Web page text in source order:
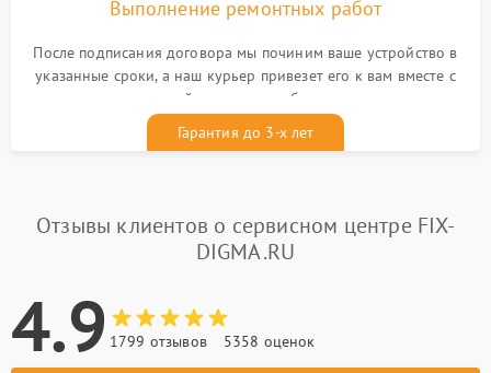
Выполнение ремонтных работ
После подписания договора мы починим ваше устройство в
указанные сроки, а наш курьер привезет его к вам вместе с
гарантийным талоном бесплатно
Гарантия до 3-х лет
Отзывы клиентов о сервисном центре FIX-
DIGMA.RU
4.9 1799 отзывов 5358 оценок